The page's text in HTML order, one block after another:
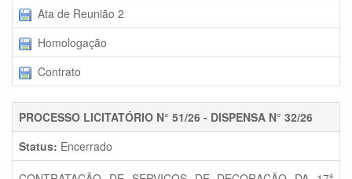
Ata de Reunião 2
Homologação
Contrato
PROCESSO LICITATÓRIO N° 51/26 - DISPENSA N° 32/26
Status: Encerrado